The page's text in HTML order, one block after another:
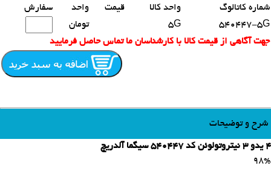
شماره کاتالوگ
واحد کالا قیمت واحد
سفارش
540447-5G
5G
تومان
جهت آگاهی از قیمت کالا با کارشناسان ما تماس حاصل فرمایید
شرح و توضیحات
4 یدو 3 نیتروتولوئن کد 540447 سیگما آلدریچ
98%